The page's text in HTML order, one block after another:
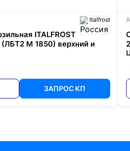
Italfrost
ITALFROST
М 1850) верхний и
ЗАПРОС КП